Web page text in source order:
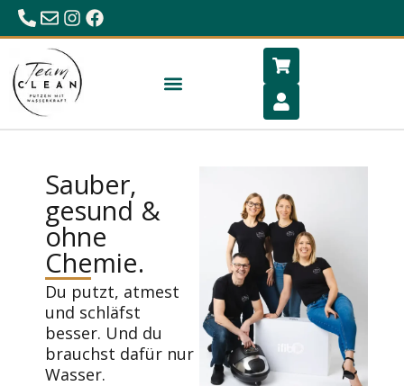
0680/23 86 984
office@hygiene-schlafen.com
Sauber,
gesund &
ohne
Chemie.
Du putzt, atmest
und schläfst
besser. Und du
brauchst dafür nur
Wasser.